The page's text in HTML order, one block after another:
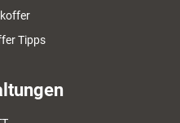
Tipps